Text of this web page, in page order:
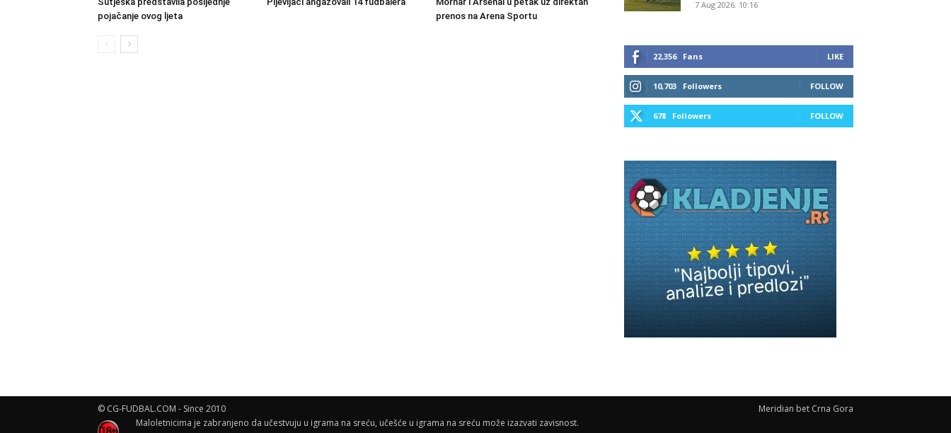
pojačanje ovog ljeta
prenos na Arena Sportu
7 Aug 2026. 10:16
22,356 Fans LIKE
10,703 Followers FOLLOW
678 Followers FOLLOW
Meridian bet Crna Gora
© CG-FUDBAL.COM - Since 2010
Maloletnicima je zabranjeno da učestvuju u igrama na sreću, učešće u igrama na sreću može izazvati zavisnost.